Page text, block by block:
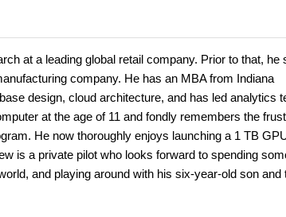
at a leading global retail company. Prior to that, he
company. He has an MBA from Indiana
design, cloud architecture, and has led analytics
at the age of 11 and fondly remembers the
He now thoroughly enjoys launching a 1 TB
is a private pilot who looks forward to spending
and playing around with his six-year-old son and